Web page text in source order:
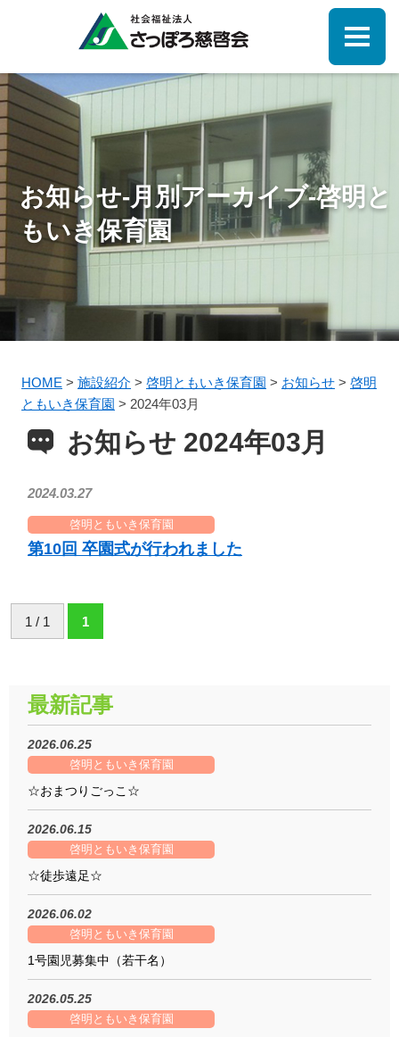
お知らせ-月別アーカイブ-啓明と
もいき保育園
HOME > 施設紹介 > 啓明ともいき保育園 > お知らせ > 啓明
ともいき保育園 > 2024年03月
お知らせ 2024年03月
2024.03.27
啓明ともいき保育園
第10回 卒園式が行われました
1 / 1 1
最新記事
2026.06.25
啓明ともいき保育園
☆おまつりごっこ☆
2026.06.15
啓明ともいき保育園
☆徒歩遠足☆
2026.06.02
啓明ともいき保育園
1号園児募集中（若干名）
2026.05.25
啓明ともいき保育園